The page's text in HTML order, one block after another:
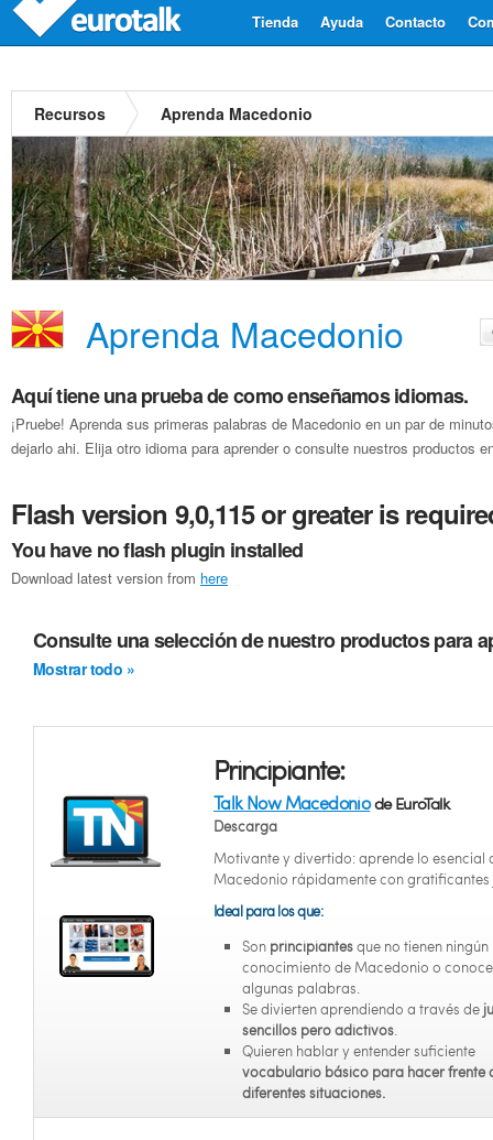
Contacto
Ayuda
Tienda
Recursos Aprenda Macedonio
Aprenda Macedonio
Aquí tiene una prueba de como enseñamos idiomas.
¡Pruebe! Aprenda sus primeras palabras de Macedonio en un par de
dejarlo ahi. Elija otro idioma para aprender o consulte nuestros productos
Flash version 9,0,115 or greater is
You have no flash plugin installed
Download latest version from here
Consulte una selección de nuestro productos para
Mostrar todo »
Principiante:
Talk Now Macedoniode EuroTalk
Descarga
Motivante y divertido: aprende lo esencial
Macedonio rápidamente con gratificantes
Ideal para los que:
Son principiantesque no tienen ningún
conocimiento de Macedonio o
algunas palabras.
Se divierten aprendiendo a través de
sencillos pero adictivos.
Quieren hablar y entender suficiente
vocabulario básico para hacer frente
diferentes situaciones.